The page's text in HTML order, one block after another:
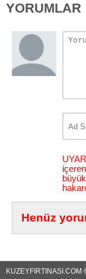
YORUMLAR
Henüz
KUZEYFIRTINASI.COM